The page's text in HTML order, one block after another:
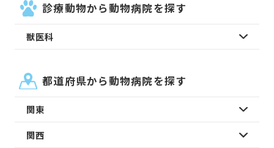
診療動物から動物病院を探す
獣医科
都道府県から動物病院を探す
関東
関西